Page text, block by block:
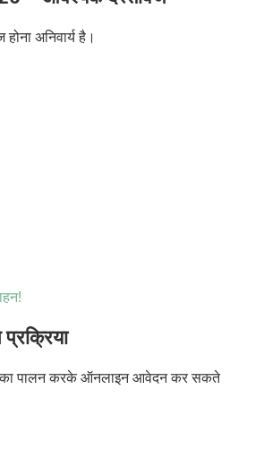
अनिवार्य है।
का पालन करके ऑनलाइन आवेदन कर सकते